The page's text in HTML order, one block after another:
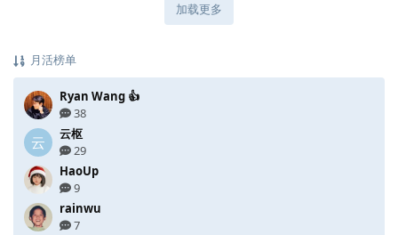
加载更多
月活榜单
Ryan Wang 👍
38
云
云枢
29
HaoUp
9
rainwu
7